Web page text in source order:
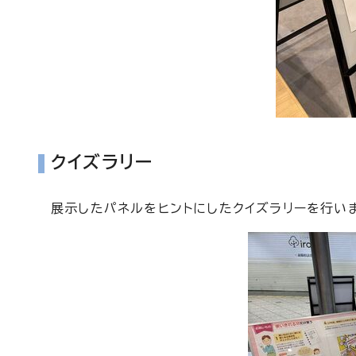
クイズラリー
展示したパネルをヒントにしたクイズラリーを行い